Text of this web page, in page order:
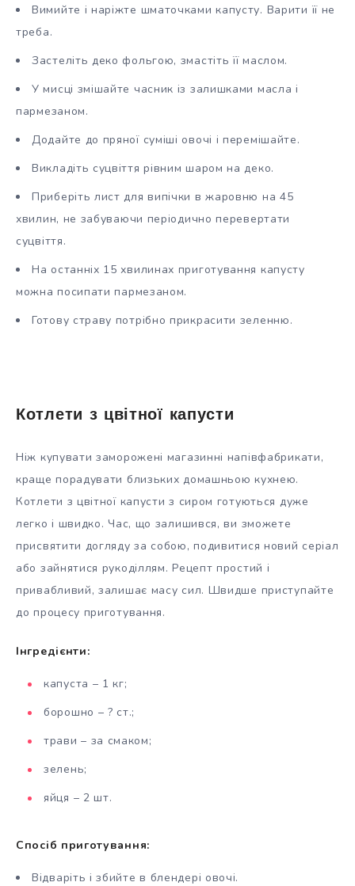
Вимийте і наріжте шматочками капусту. Варити її не
треба.
Застеліть деко фольгою, змастіть її маслом.
У мисці змішайте часник із залишками масла і
пармезаном.
Додайте до пряної суміші овочі і перемішайте.
Викладіть суцвіття рівним шаром на деко.
Приберіть лист для випічки в жаровню на 45
хвилин, не забуваючи періодично перевертати
суцвіття.
На останніх 15 хвилинах приготування капусту
можна посипати пармезаном.
Готову страву потрібно прикрасити зеленню.
Котлети з цвітної капусти
Ніж купувати заморожені магазинні напівфабрикати,
краще порадувати близьких домашньою кухнею.
Котлети з цвітної капусти з сиром готуються дуже
легко і швидко. Час, що залишився, ви зможете
присвятити догляду за собою, подивитися новий серіал
або зайнятися рукоділлям. Рецепт простий і
привабливий, залишає масу сил. Швидше приступайте
до процесу приготування.
Інгредієнти:
капуста – 1 кг;
борошно – ? ст.;
трави – за смаком;
зелень;
яйця – 2 шт.
Спосіб приготування:
Відваріть і збийте в блендері овочі.